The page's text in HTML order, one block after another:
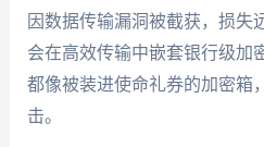
因数据传输漏洞被截获，损失
会在高效传输中嵌套银行级加
都像被装进使命礼券的加密箱
击。